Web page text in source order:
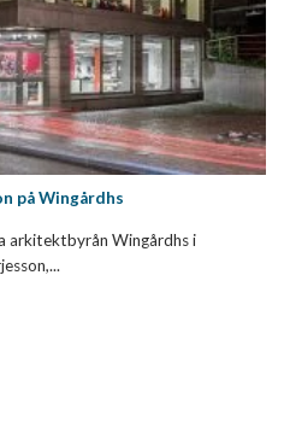
på Wingårdhs
arkitektbyrån Wingårdhs i